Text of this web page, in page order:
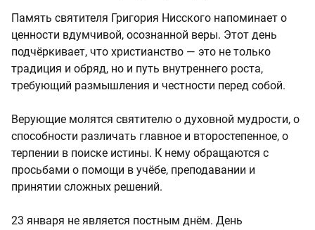
Память святителя Григория Нисского напоминает о
ценности вдумчивой, осознанной веры. Этот день
подчёркивает, что христианство — это не только
традиция и обряд, но и путь внутреннего роста,
требующий размышления и честности перед собой.
Верующие молятся святителю о духовной мудрости, о
способности различать главное и второстепенное, о
терпении в поиске истины. К нему обращаются с
просьбами о помощи в учёбе, преподавании и
принятии сложных решений.
23 января не является постным днём. День